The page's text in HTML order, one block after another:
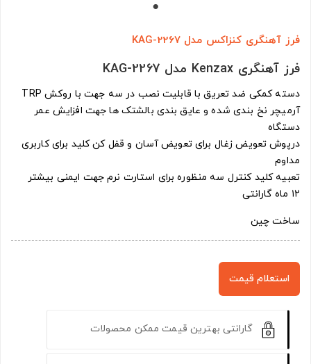
فرز آهنگری کنزاکس مدل KAG-2267
فرز آهنگری Kenzax مدل KAG-2267
دسته کمکی ضد تعریق با قابلیت نصب در سه جهت با روکش TRP
آرمیچر نخ بندی شده و عایق بندی بالشتک ها جهت افزایش عمر
دستگاه
درپوش تعویض زغال برای تعویض آسان و قفل کن کلید برای کاربری
مداوم
تعبیه کلید کنترل سه منظوره برای استارت نرم جهت ایمنی بیشتر
۱۲ ماه گارانتی
ساخت چین
استعلام قیمت
گارانتی بهترین قیمت ممکن محصولات